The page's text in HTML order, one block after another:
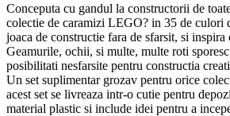
Conceputa cu gandul la constructorii de
colectie de caramizi LEGO? in 35 de culori
joaca de constructie fara de sfarsit, si inspira
Geamurile, ochii, si multe, multe roti
posibilitati nesfarsite pentru constructia
Un set suplimentar grozav pentru orice
acest set se livreaza intr-o cutie pentru
material plastic si include idei pentru a